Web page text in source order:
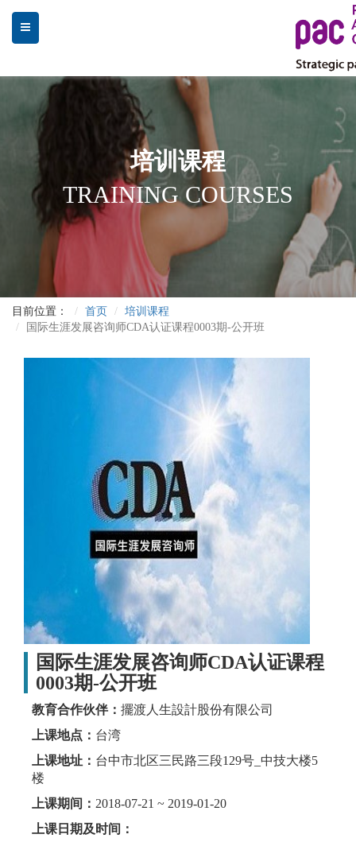
培训课程
TRAINING COURSES
目前位置： 首页
培训课程
国际生涯发展咨询师CDA认证课程0003期-公开班
国际生涯发展咨询师CDA认证课程
0003期-公开班
教育合作伙伴： 擺渡人生設計股份有限公司
上课地点： 台湾
上课地址： 台中市北区三民路三段129号_中技大楼5
楼
上课期间： 2018-07-21 ~ 2019-01-20
上课日期及时间：